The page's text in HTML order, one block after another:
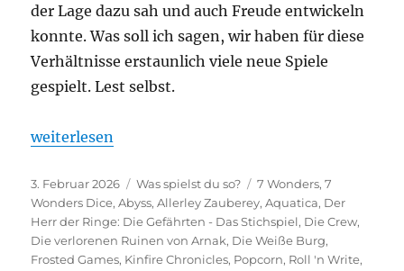
der Lage dazu sah und auch Freude entwickeln
konnte. Was soll ich sagen, wir haben für diese
Verhältnisse erstaunlich viele neue Spiele
gespielt. Lest selbst.
„Was spielst du so? – Januar 2026“
weiterlesen
Veröffentlicht
am
3. Februar 2026 Kategorien
Was spielst du so? Schlagwörter
7 Wonders,7
Wonders Dice,Abyss,Allerley Zauberey,Aquatica, Der
Herr der Ringe: Die Gefährten - Das Stichspiel, Die Crew,
Die verlorenen Ruinen von Arnak, Die Weiße Burg,
Frosted Games, Kinfire Chronicles, Popcorn, Roll 'n Write,